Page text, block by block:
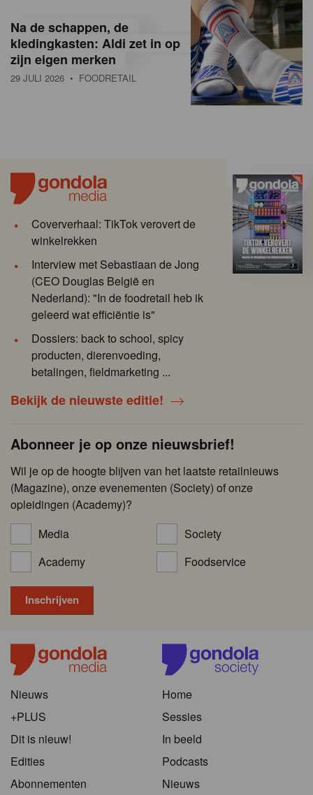
Na de schappen, de
kledingkasten: Aldi zet in op
zijn eigen merken
29 JULI 2026 • FOODRETAIL
Coververhaal: TikTok verovert de
winkelrekken
Interview met Sebastiaan de Jong
(CEO Douglas België en
Nederland): "In de foodretail heb ik
geleerd wat efficiëntie is"
Dossiers: back to school, spicy
producten, dierenvoeding,
betalingen, fieldmarketing ...
Bekijk de nieuwste editie!
Abonneer je op onze nieuwsbrief!
Wil je op de hoogte blijven van het laatste retailnieuws
(Magazine), onze evenementen (Society) of onze
opleidingen (Academy)?
Media
Society
Academy
Foodservice
Nieuws
+PLUS
Dit is nieuw!
Edities
Abonnementen
Home
Sessies
In beeld
Podcasts
Nieuws